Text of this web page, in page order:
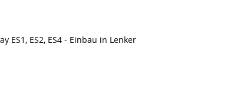
ES1, ES2, ES4 - Einbau in Lenker